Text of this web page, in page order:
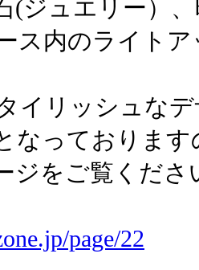
(ジュエリー）
ス内のライト
イリッシュな
なっております
ジをご覧くださ
page/22